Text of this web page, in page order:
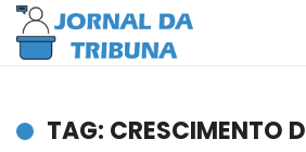
TAG: CRESCIMENTO